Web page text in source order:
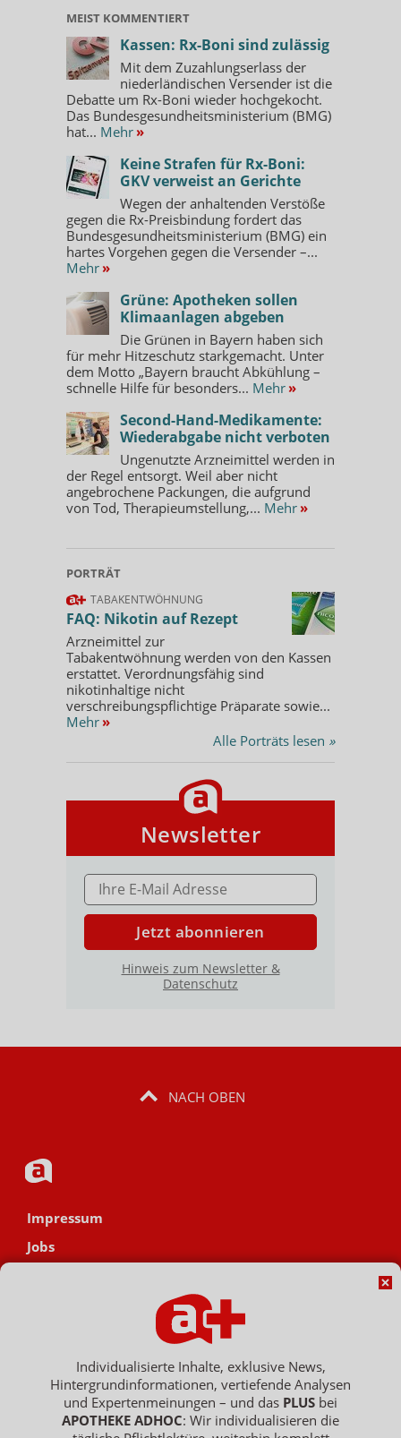
MEIST KOMMENTIERT
Kassen: Rx-Boni sind zulässig
Mit dem Zuzahlungserlass der
niederländischen Versender ist die
Debatte um Rx-Boni wieder hochgekocht.
Das Bundesgesundheitsministerium (BMG)
hat... Mehr »
Keine Strafen für Rx-Boni:
GKV verweist an Gerichte
Wegen der anhaltenden Verstöße
gegen die Rx-Preisbindung fordert das
Bundesgesundheitsministerium (BMG) ein
hartes Vorgehen gegen die Versender –...
Mehr »
Grüne: Apotheken sollen
Klimaanlagen abgeben
Die Grünen in Bayern haben sich
für mehr Hitzeschutz starkgemacht. Unter
dem Motto „Bayern braucht Abkühlung –
schnelle Hilfe für besonders... Mehr »
Second-Hand-Medikamente:
Wiederabgabe nicht verboten
Ungenutzte Arzneimittel werden in
der Regel entsorgt. Weil aber nicht
angebrochene Packungen, die aufgrund
von Tod, Therapieumstellung,... Mehr »
PORTRÄT
TABAKENTWÖHNUNG
FAQ: Nikotin auf Rezept
Arzneimittel zur
Tabakentwöhnung werden von den Kassen
erstattet. Verordnungsfähig sind
nikotinhaltige nicht
verschreibungspflichtige Präparate sowie...
Mehr »
Alle Porträts lesen »
Newsletter
E-MAIL ADRESSE
Jetzt abonnieren
Hinweis zum Newsletter &
Datenschutz
NACH OBEN
Impressum
Jobs
Hinweisgebersystem
Vertrag widerrufen
Individualisierte Inhalte, exklusive News,
Hintergrundinformationen, vertiefende Analysen
und Expertenmeinungen – und das PLUS bei
APOTHEKE ADHOC: Wir individualisieren die